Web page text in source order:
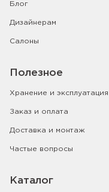
Блог
Дизайнерам
Салоны
Полезное
Хранение и эксплуатация
Заказ и оплата
Доставка и монтаж
Частые вопросы
Каталог